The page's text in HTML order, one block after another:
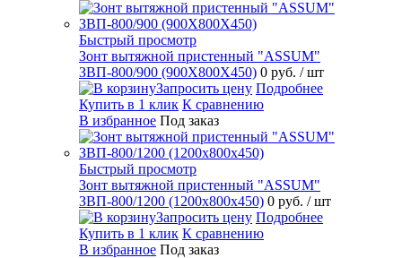
Быстрый просмотр
Зонт вытяжной пристенный "ASSUM"
ЗВП-800/900 (900Х800Х450) 0 руб. / шт
Запросить цену Подробнее
Купить в 1 клик К сравнению
В избранное Под заказ
Быстрый просмотр
Зонт вытяжной пристенный "ASSUM"
ЗВП-800/1200 (1200х800х450) 0 руб. / шт
Запросить цену Подробнее
Купить в 1 клик К сравнению
В избранное Под заказ